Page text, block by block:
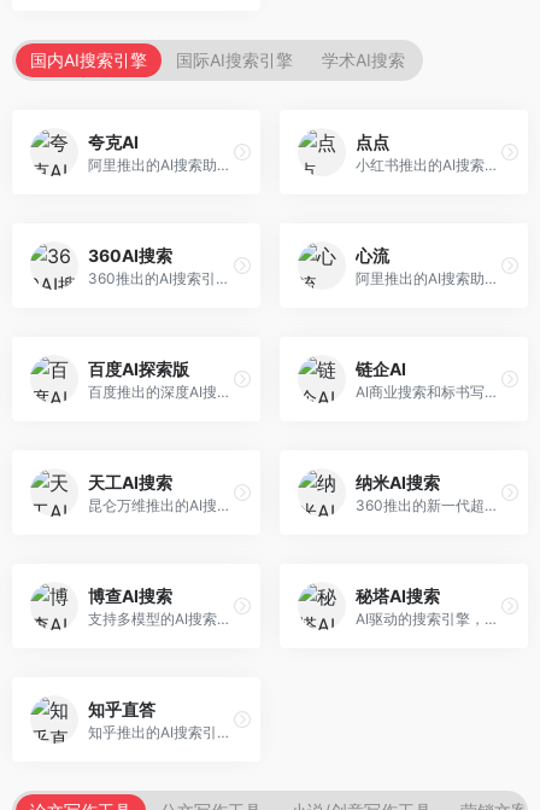
国内AI搜索引擎 国际AI搜索引擎 学术AI搜索
夸克AI
阿里推出的AI搜索助手，整合搜索与AI功能。面向年轻用户，提供智能搜索、文档处理、学习辅助等服务，与夸克生态深度整合。
点点
小红书推出的AI搜索应用，专注于生活方式内容搜索。面向小红书用户，提供生活攻略、消费决策、内容推荐等服务，生活方式内容丰富。
360AI搜索
360推出的AI搜索引擎，专注于安全智能搜索。面向普通用户，提供智能问答、网页搜索、内容整理等服务，安全防护能力强。
心流
阿里推出的AI搜索助手，专注于智能信息获取。面向普通用户，提供智能搜索、内容整理、知识问答等服务，与阿里生态深度整合。
百度AI探索版
百度推出的深度AI搜索引擎，整合百度知识图谱。面向中文用户，提供智能问答、知识探索、内容生成等服务，知识覆盖面广。
链企AI
AI商业搜索和标书写作工具，专注于企业服务场景。面向企业用户，提供商业信息搜索、标书生成、企业分析等服务，商业信息专业。
天工AI搜索
昆仑万维推出的AI搜索引擎，整合大模型与搜索能力。面向普通用户，提供智能问答、深度搜索、内容整理等服务，中文搜索体验好。
纳米AI搜索
360推出的新一代超级AI搜索，深度整合360搜索资源。面向普通用户，提供智能问答、多模态搜索、内容生成等服务，安全可靠。
博查AI搜索
支持多模型的AI搜索引擎，整合多种大模型能力。面向AI爱好者，提供多模型搜索、答案对比、深度分析等服务，模型选择灵活。
秘塔AI搜索
AI驱动的搜索引擎，专注于无广告直达结果。面向研究者和信息获取需求者，提供深度搜索、来源标注、答案整理等服务，搜索结果干净准确，信息可信度高。
知乎直答
知乎推出的AI搜索引擎，专注于知识问答场景。面向知识获取者，提供知乎内容搜索、智能问答、知识整理等服务，专业知识丰富。